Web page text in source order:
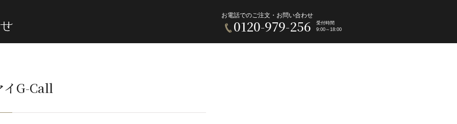
お電話でのご注文・お問い合わせ
0120-979-256
受付時間
9:00～18:00
イG-Call